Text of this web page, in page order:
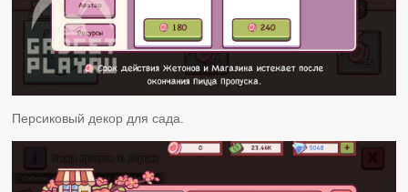
Персиковый декор для сада.